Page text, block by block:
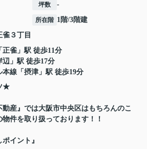
坪数 -
所在階 1階/3階建
雀 ３丁目
正雀 」駅 徒歩11分
辺 」駅 徒歩17分
本線 「 摂津 」駅 徒歩19分
★
動産』では大阪市中央区はもちろんのこ
物件を取り扱っております！！
ポイント』